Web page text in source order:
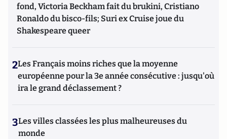
fond, Victoria Beckham fait du brukini, Cristiano
Ronaldo du bisco-fils; Suri ex Cruise joue du
Shakespeare queer
2Les Français moins riches que la moyenne
européenne pour la 3e année consécutive : jusqu'où
ira le grand déclassement ?
3Les villes classées les plus malheureuses du
monde